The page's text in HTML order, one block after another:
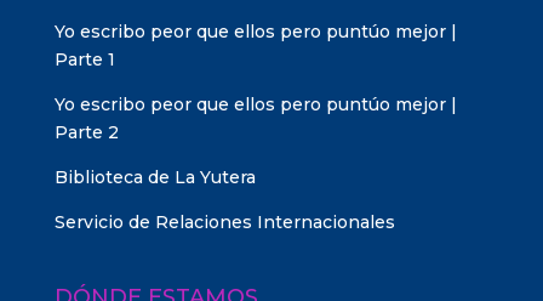
Yo escribo peor que ellos pero puntúo mejor |
Parte 1
Yo escribo peor que ellos pero puntúo mejor |
Parte 2
Biblioteca de La Yutera
Servicio de Relaciones Internacionales